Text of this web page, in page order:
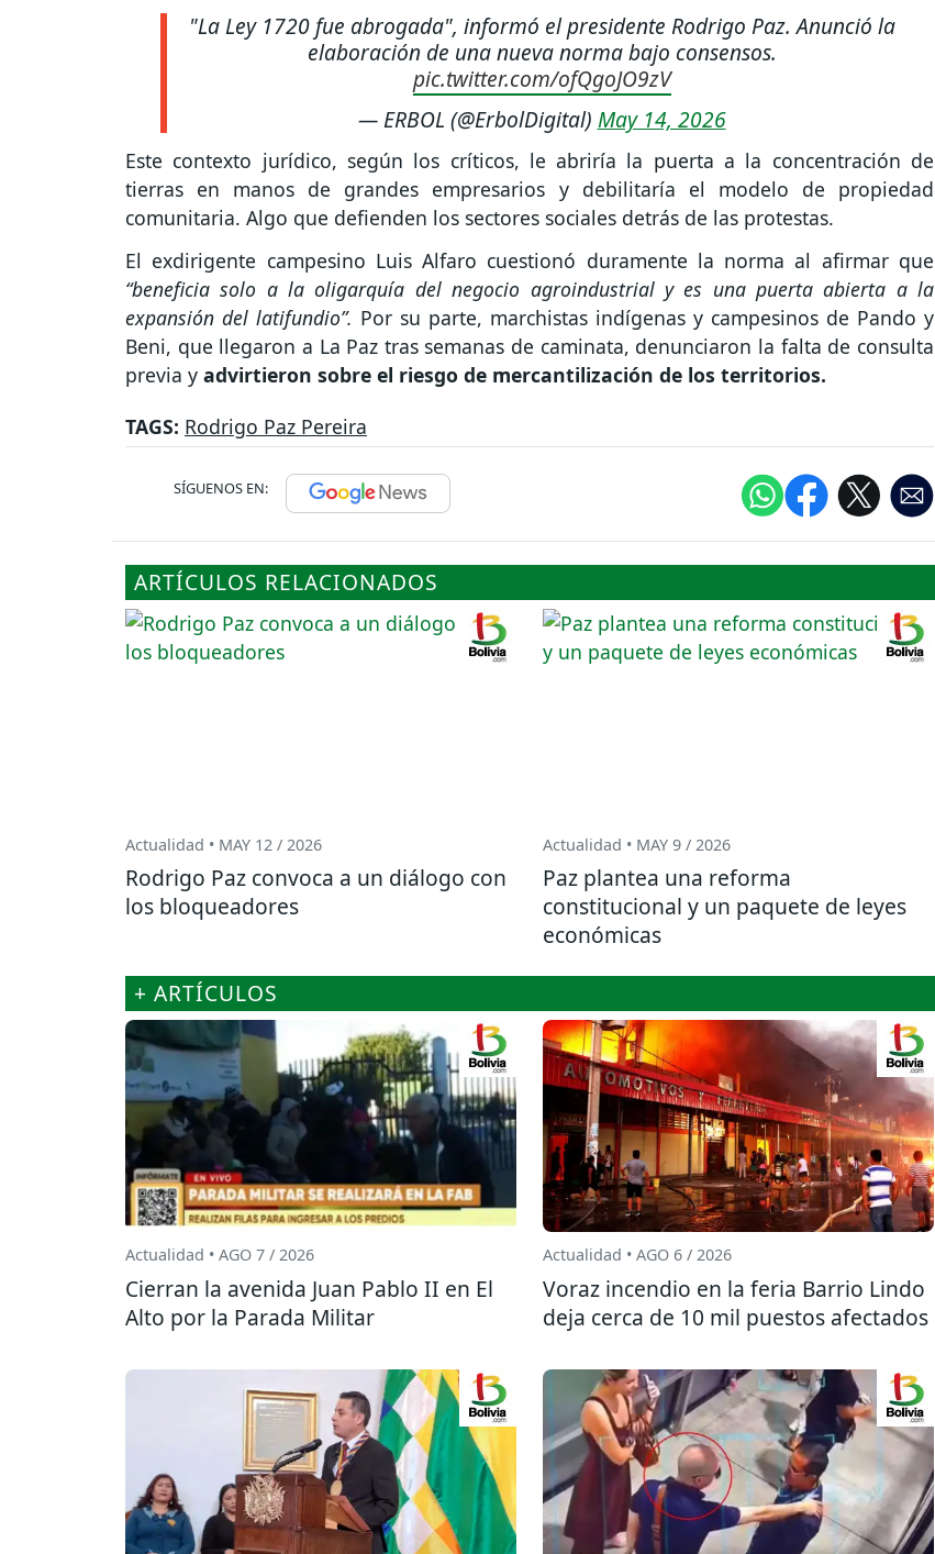
"La Ley 1720 fue abrogada", informó el presidente Rodrigo Paz. Anunció la
elaboración de una nueva norma bajo consensos.
pic.twitter.com/ofQgoJO9zV
— ERBOL (@ErbolDigital) May 14, 2026
Este contexto jurídico, según los críticos, le abriría la puerta a la concentración de
tierras en manos de grandes empresarios y debilitaría el modelo de propiedad
comunitaria. Algo que defienden los sectores sociales detrás de las protestas.
El exdirigente campesino Luis Alfaro cuestionó duramente la norma al afirmar que
“beneficia solo a la oligarquía del negocio agroindustrial y es una puerta abierta a la
expansión del latifundio”. Por su parte, marchistas indígenas y campesinos de Pando y
Beni, que llegaron a La Paz tras semanas de caminata, denunciaron la falta de consulta
previa y advirtieron sobre el riesgo de mercantilización de los territorios.
TAGS: Rodrigo Paz Pereira
SÍGUENOS EN:
ARTÍCULOS RELACIONADOS
Actualidad • MAY 12 / 2026
Rodrigo Paz convoca a un diálogo con
los bloqueadores
Actualidad • MAY 9 / 2026
Paz plantea una reforma
constitucional y un paquete de leyes
económicas
+ ARTÍCULOS
Actualidad • AGO 7 / 2026
Cierran la avenida Juan Pablo II en El
Alto por la Parada Militar
Actualidad • AGO 6 / 2026
Voraz incendio en la feria Barrio Lindo
deja cerca de 10 mil puestos afectados